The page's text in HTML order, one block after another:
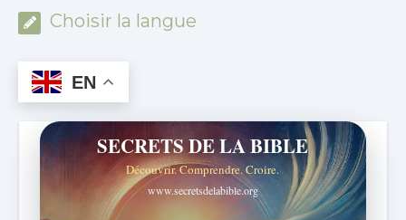
Choisir la langue
EN
SECRETS DE LA BIBLE
Découvrir. Comprendre. Croire.
www.secretsdelabible.org